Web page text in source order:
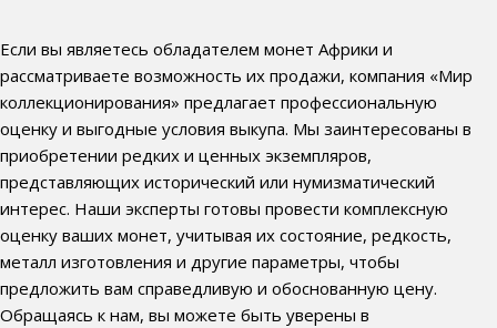
Если вы являетесь обладателем монет Африки и
рассматриваете возможность их продажи, компания «Мир
коллекционирования» предлагает профессиональную
оценку и выгодные условия выкупа. Мы заинтересованы в
приобретении редких и ценных экземпляров,
представляющих исторический или нумизматический
интерес. Наши эксперты готовы провести комплексную
оценку ваших монет, учитывая их состояние, редкость,
металл изготовления и другие параметры, чтобы
предложить вам справедливую и обоснованную цену.
Обращаясь к нам, вы можете быть уверены в